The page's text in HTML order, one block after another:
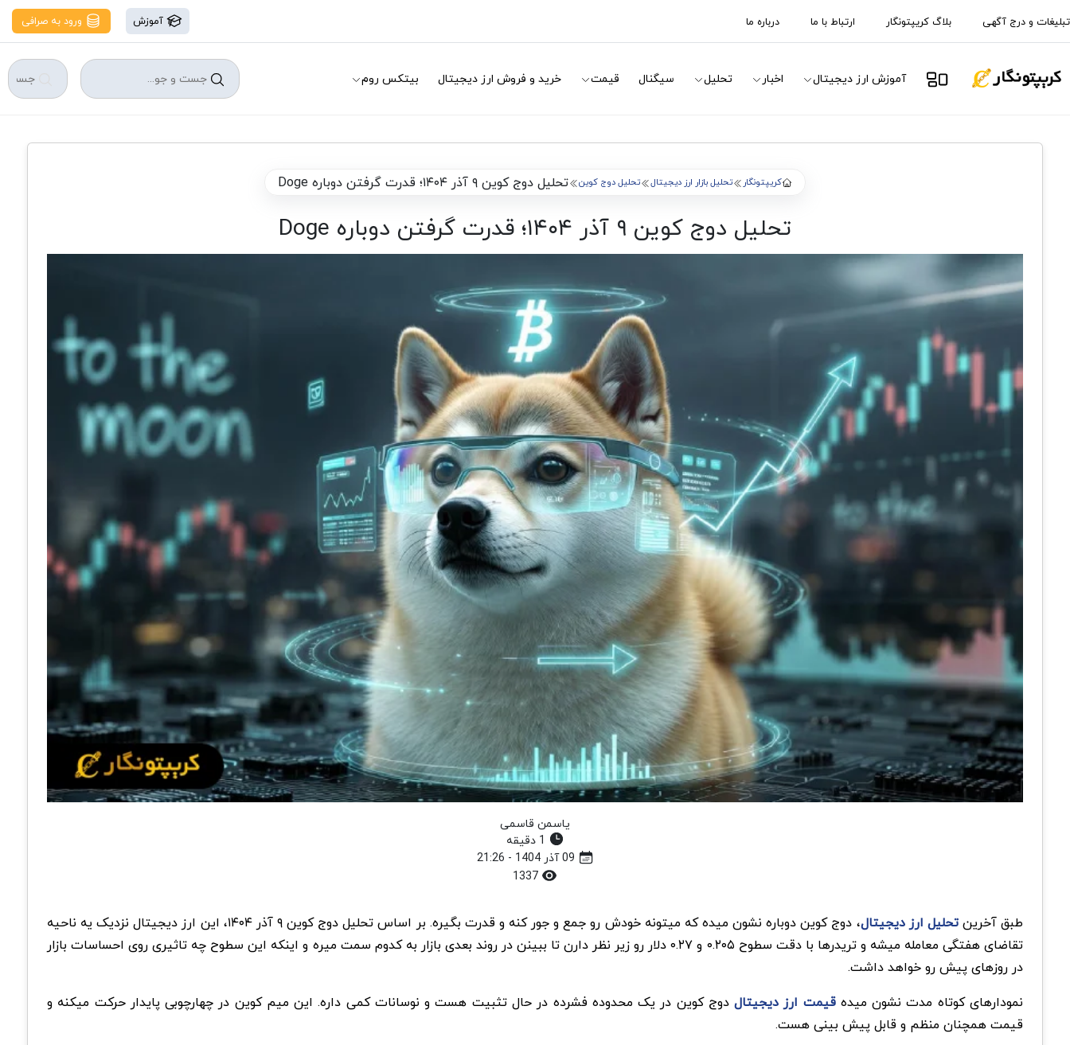
تبلیغات و درج آگهی بلاگ کریپتونگار ارتباط با ما درباره ما آموزش ورود به صرافی
آموزش ارز دیجیتال اخبار تحلیل سیگنال قیمت خرید و فروش ارز دیجیتال بیتکس روم
کریپتونگار تحلیل بازار ارز دیجیتال تحلیل دوج کوین تحلیل دوج کوین ۹ آذر ۱۴۰۴؛ قدرت گرفتن دوباره Doge
تحلیل دوج کوین ۹ آذر ۱۴۰۴؛ قدرت گرفتن دوباره Doge
یاسمن قاسمی
طبق آخرینتحلیل ارز دیجیتال
، دوج کوین دوباره نشون میده که میتونه خودش رو جمع و جور کنه و قدرت بگیره. بر اساس تحلیل دوج کوین ۹ آذر ۱۴۰۴، این ارز دیجیتال نزدیک یه ناحیه
تقاضای هفتگی معامله میشه و تریدرها با دقت سطوح ۰.۲۰۵ و ۰.۲۷ دلار رو زیر نظر دارن تا ببینن در روند بعدی بازار به کدوم سمت میره و اینکه این سطوح چه تاثیری روی احساسات بازار
در روزهای پیش رو خواهد داشت.
نمودارهای کوتاه مدت نشون میدهقیمت ارز دیجیتالدوج کوین در یک محدوده فشرده در حال تثبیت هست و نوسانات کمی داره. این میم کوین در چهارچوبی پایدار حرکت میکنه و
قیمت همچنان منظم و قابل پیش بینی هست.